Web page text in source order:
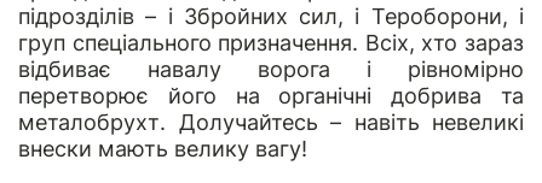
підрозділів – і Збройних сил, і Тероборони, і
груп спеціального призначення. Всіх, хто зараз
відбиває навалу ворога і рівномірно
перетворює його на органічні добрива та
металобрухт. Долучайтесь – навіть невеликі
внески мають велику вагу!